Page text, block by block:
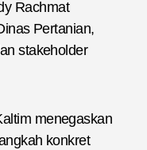
Rachmat
Pertanian,
stakeholder
menegaskan
konkret